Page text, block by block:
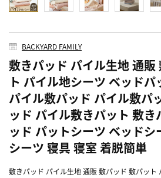
BACKYARD FAMILY
敷きパッド パイル生地 通販
ト パイル地シーツ ベッド
パイル敷パッド パイル敷パ
ッド パイル敷きパット 敷
ッド パットシーツ ベッド
シーツ 寝具 寝室 着脱簡単
敷きパッド パイル生地 通販 敷パッド 敷パット